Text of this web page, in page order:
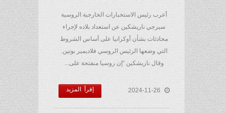
أعرب رئيس الاستخبارات الخارجية الروسية
سيرجي ناريشكين عن استعداد بلاده لإجراء
محادثات بشأن أوكرانيا على أساس الشروط
التي وضعها الرئيس الروسي فلاديمير بوتين.
وقال ناريشكين “إن روسيا منفتحة على...
2024-11-26 إقرأ المزيد